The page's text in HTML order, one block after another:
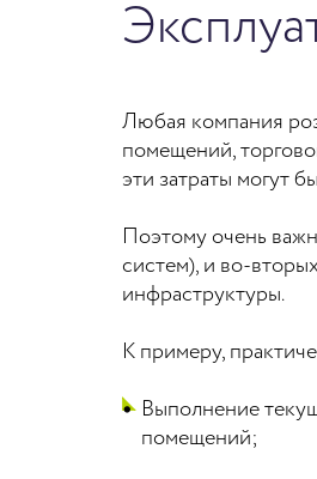
Любая компания
помещений,
эти затраты могут
Поэтому очень
систем), и во-
инфраструктуры.
К примеру,
Выполнение
помещений;